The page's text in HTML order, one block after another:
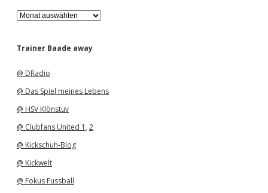
A
r
h
Trainer Baade away
@ DRadio
@ Das Spiel meines Lebens
@ HSV Klönstuv
@ Clubfans United 1 , 2
@ Kickschuh-Blog
@ Kickwelt
@ Fokus Fussball